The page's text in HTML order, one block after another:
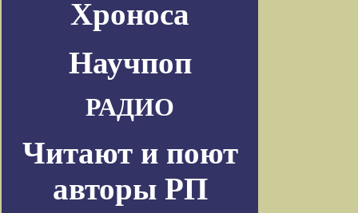
Хроноса
Научпоп
РАДИО
Читают и поют
авторы РП